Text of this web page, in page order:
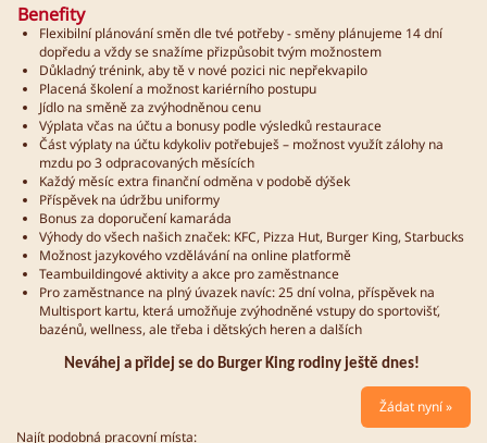
Benefity
Flexibilní plánování směn dle tvé potřeby - směny plánujeme 14 dní
dopředu a vždy se snažíme přizpůsobit tvým možnostem
Důkladný trénink, aby tě v nové pozici nic nepřekvapilo
Placená školení a možnost kariérního postupu
Jídlo na směně za zvýhodněnou cenu
Výplata včas na účtu a bonusy podle výsledků restaurace
Část výplaty na účtu kdykoliv potřebuješ – možnost využít zálohy na
mzdu po 3 odpracovaných měsících
Každý měsíc extra finanční odměna v podobě dýšek
Příspěvek na údržbu uniformy
Bonus za doporučení kamaráda
Výhody do všech našich značek: KFC, Pizza Hut, Burger King, Starbucks
Možnost jazykového vzdělávání na online platformě
Teambuildingové aktivity a akce pro zaměstnance
Pro zaměstnance na plný úvazek navíc: 25 dní volna, příspěvek na
Multisport kartu, která umožňuje zvýhodněné vstupy do sportovišť,
bazénů, wellness, ale třeba i dětských heren a dalších
Neváhej a přidej se do Burger King rodiny ještě dnes!
Žádat nyní »
Najít podobná pracovní místa: